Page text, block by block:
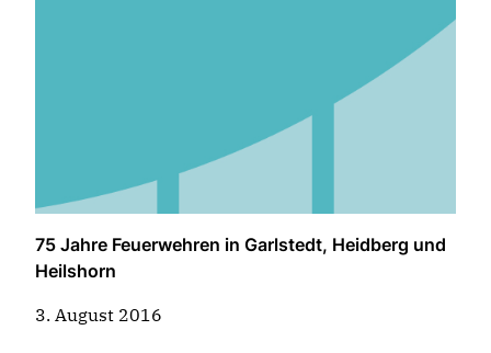
75 Jahre Feuerwehren in Garlstedt, Heidberg und
Heilshorn
3. August 2016